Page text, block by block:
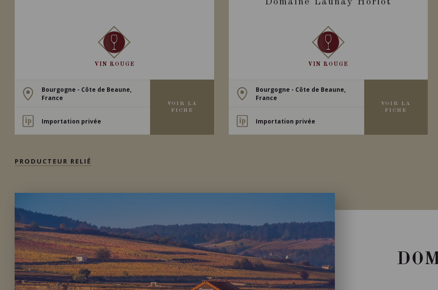
VIN ROUGE
Bourgogne - Côte de Beaune,
France
Importation privée
VOIR LA
FICHE
Domaine Launay Horiot
VIN ROUGE
Bourgogne - Côte de Beaune,
France
Importation privée
VOIR LA
FICHE
PRODUCTEUR RELIÉ